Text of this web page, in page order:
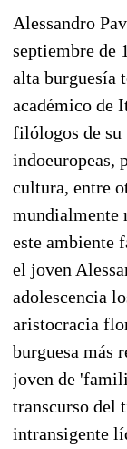
Alessandro
septiembre de
alta burguesía
académico de
filólogos de su
indoeuropeas,
cultura, entre
mundialmente
este ambiente
el joven
adolescencia
aristocracia
burguesa más
joven de
transcurso del
intransigente